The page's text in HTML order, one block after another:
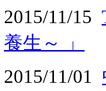
2015/11/15
養生～ 」
2015/11/01